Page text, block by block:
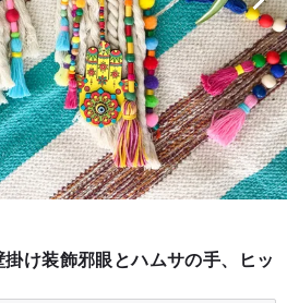
け装飾邪眼とハムサの手、ヒッ